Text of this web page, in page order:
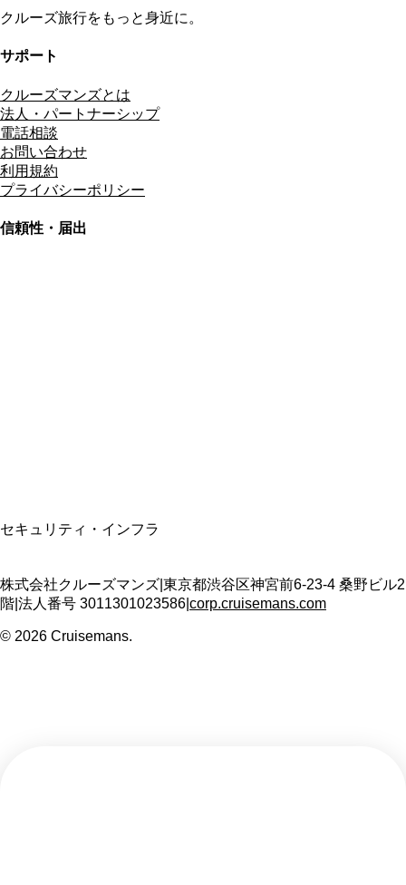
クルーズ旅行をもっと身近に。
サポート
クルーズマンズとは
法人・パートナーシップ
電話相談
お問い合わせ
利用規約
プライバシーポリシー
信頼性・届出
セキュリティ・インフラ
株式会社クルーズマンズ 東京都渋谷区神宮前6-23-4 桑野ビル2
階 法人番号 3011301023586 corp.cruisemans.com
© 2026 Cruisemans.